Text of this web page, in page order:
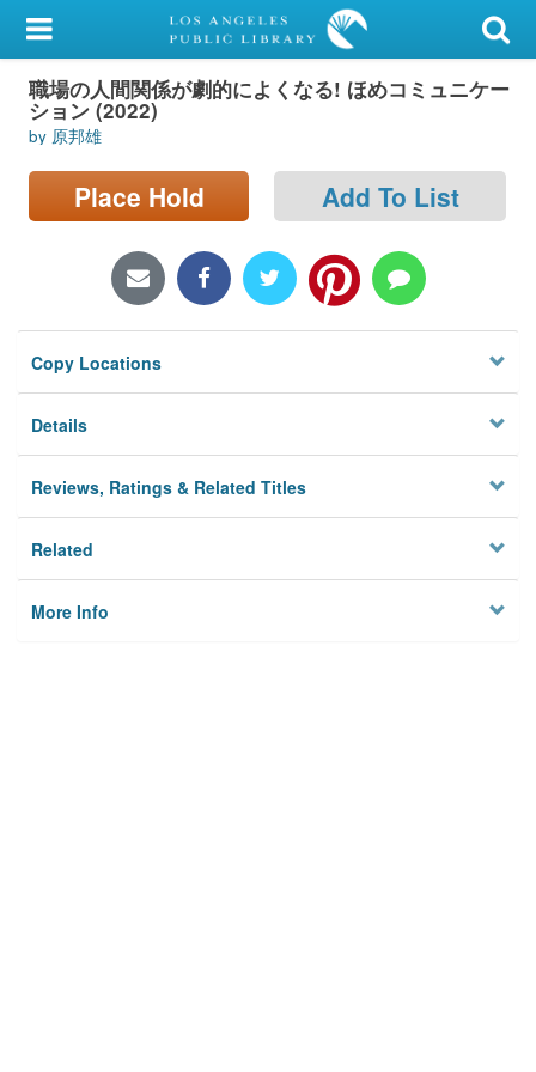
My Account
Library Card
Sign In
Search
Locations/Hours (external
Privacy
職場の人間関係が劇的によくなる! ほめコミュニケー
ション (2022)
by 原邦雄
Place Hold Add To List
Copy Locations
Details
Reviews, Ratings & Related Titles
Related
More Info